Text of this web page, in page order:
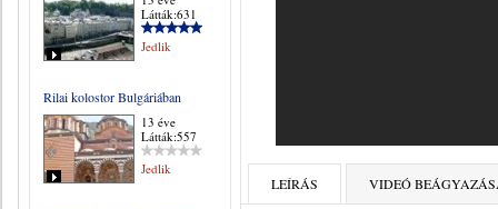
Látták:631
Jedlik
Rilai kolostor Bulgáriában
13 éve
Látták:557
Jedlik
LEÍRÁS VIDEÓ